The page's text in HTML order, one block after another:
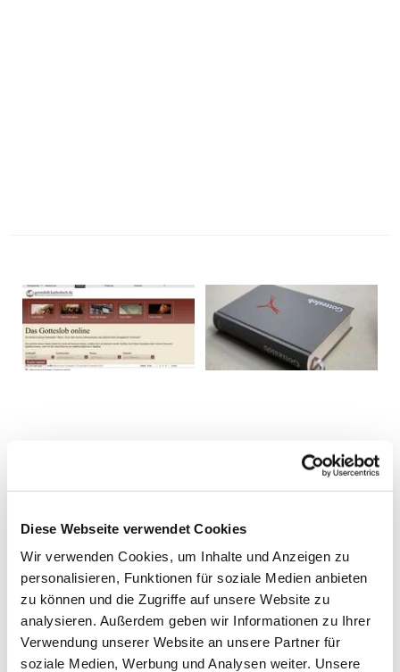
Diese Webseite verwendet Cookies
Wir verwenden Cookies, um Inhalte und Anzeigen zu
personalisieren, Funktionen für soziale Medien anbieten
zu können und die Zugriffe auf unsere Website zu
analysieren. Außerdem geben wir Informationen zu Ihrer
Verwendung unserer Website an unsere Partner für
soziale Medien, Werbung und Analysen weiter. Unsere